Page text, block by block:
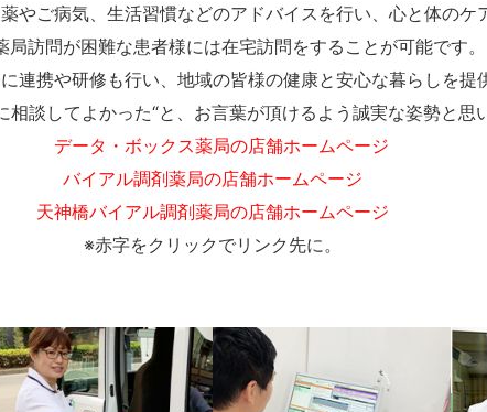
やご病気、生活習慣などのアドバイスを行い、心と体のケ
局訪問が困難な患者様には在宅訪問をすることが可能です。
連携や研修も行い、地域の皆様の健康と安心な暮らしを提
談してよかった“と、お言葉が頂けるよう誠実な姿勢と思
データ・ボックス薬局の店舗ホームページ
バイアル調剤薬局の店舗ホームページ
天神橋バイアル調剤薬局の店舗ホームページ
※赤字をクリックでリンク先に。